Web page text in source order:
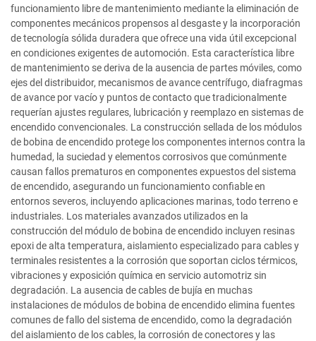
funcionamiento libre de mantenimiento mediante la eliminación de
componentes mecánicos propensos al desgaste y la incorporación
de tecnología sólida duradera que ofrece una vida útil excepcional
en condiciones exigentes de automoción. Esta característica libre
de mantenimiento se deriva de la ausencia de partes móviles, como
ejes del distribuidor, mecanismos de avance centrífugo, diafragmas
de avance por vacío y puntos de contacto que tradicionalmente
requerían ajustes regulares, lubricación y reemplazo en sistemas de
encendido convencionales. La construcción sellada de los módulos
de bobina de encendido protege los componentes internos contra la
humedad, la suciedad y elementos corrosivos que comúnmente
causan fallos prematuros en componentes expuestos del sistema
de encendido, asegurando un funcionamiento confiable en
entornos severos, incluyendo aplicaciones marinas, todo terreno e
industriales. Los materiales avanzados utilizados en la
construcción del módulo de bobina de encendido incluyen resinas
epoxi de alta temperatura, aislamiento especializado para cables y
terminales resistentes a la corrosión que soportan ciclos térmicos,
vibraciones y exposición química en servicio automotriz sin
degradación. La ausencia de cables de bujía en muchas
instalaciones de módulos de bobina de encendido elimina fuentes
comunes de fallo del sistema de encendido, como la degradación
del aislamiento de los cables, la corrosión de conectores y las